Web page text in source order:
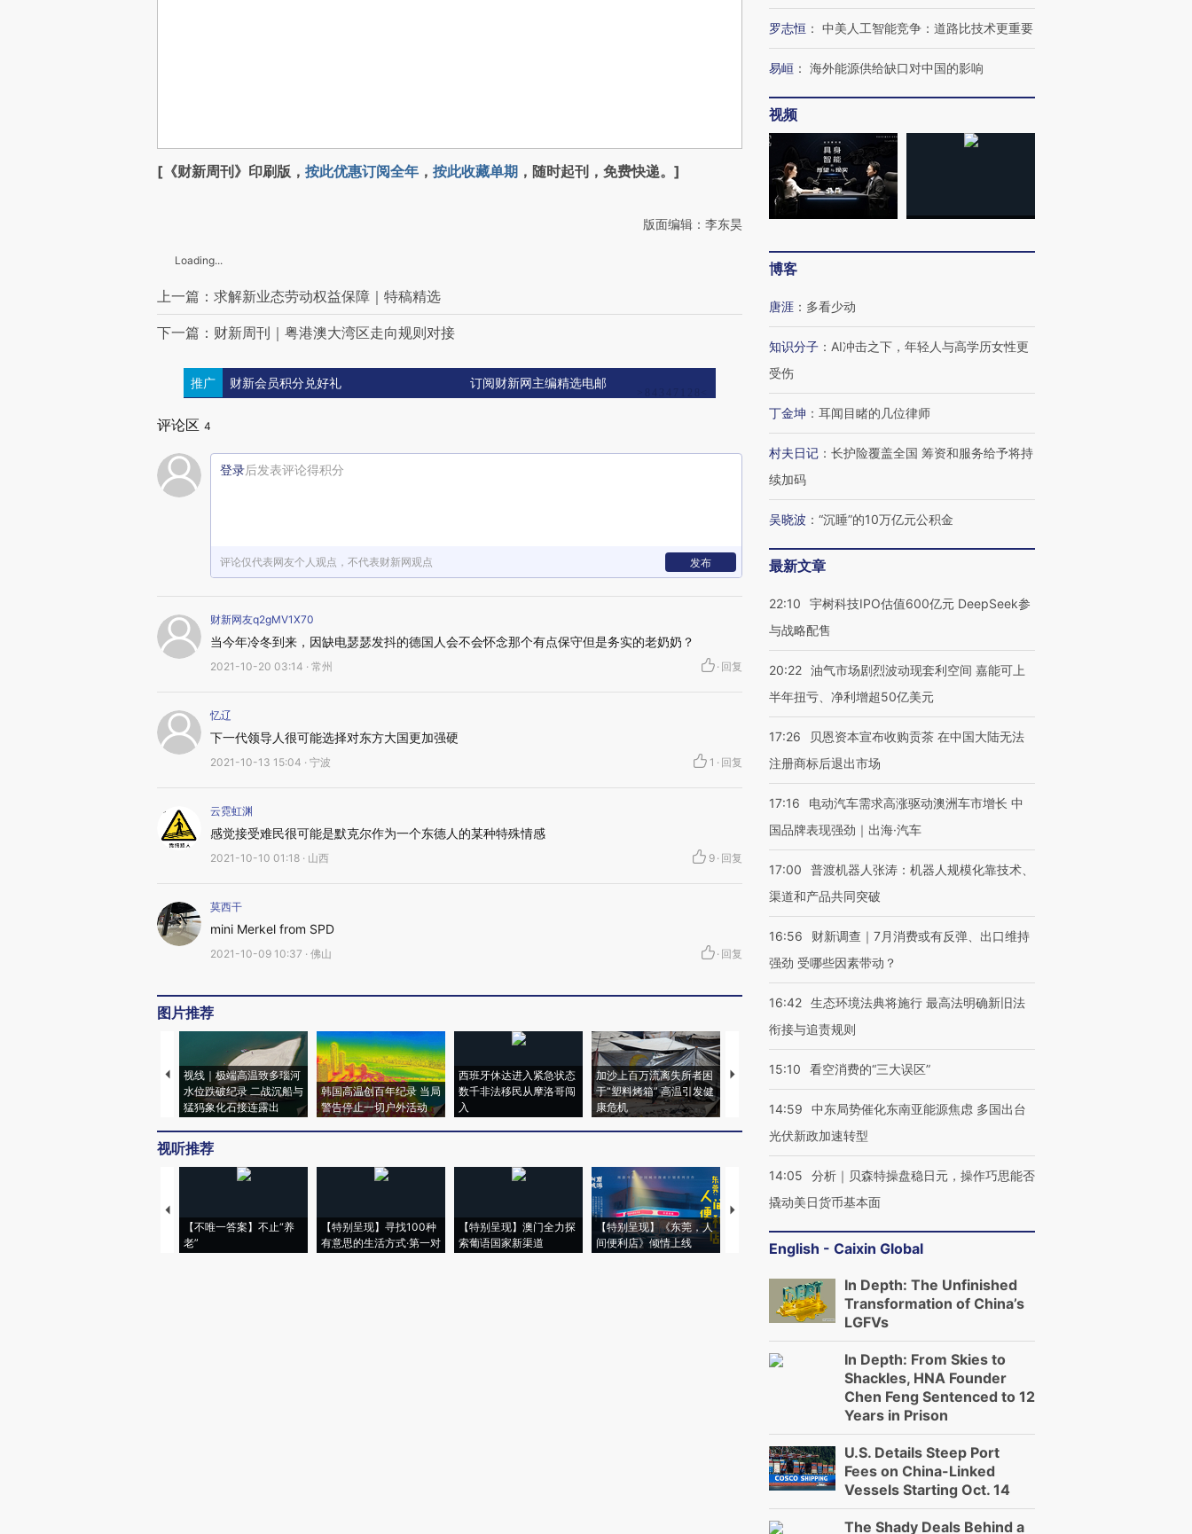
[《财新周刊》印刷版， 按此优惠订阅全年 ， 按此收藏单期 ，随时起刊，免费快递。]
版面编辑：李东昊
Loading...
上一篇：求解新业态劳动权益保障｜特稿精选
下一篇：财新周刊｜粤港澳大湾区走向规则对接
推广 财新会员积分兑好礼 订阅财新网主编精选电邮
评论区 4
登录后发表评论得积分
评论仅代表网友个人观点，不代表财新网观点 发布
财新网友q2gMV1X70
当今年冷冬到来，因缺电瑟瑟发抖的德国人会不会怀念那个有点保守但是务实的老奶奶？
2021-10-20 03:14 · 常州 · 回复
忆辽
下一代领导人很可能选择对东方大国更加强硬
2021-10-13 15:04 · 宁波 1 · 回复
云霓虹渊
感觉接受难民很可能是默克尔作为一个东德人的某种特殊情感
2021-10-10 01:18 · 山西 9 · 回复
莫西干
mini Merkel from SPD
2021-10-09 10:37 · 佛山 · 回复
图片推荐
视线｜极端高温致多瑙河
水位跌破纪录 二战沉船与
猛犸象化石接连露出
韩国高温创百年纪录 当局
警告停止一切户外活动
西班牙休达进入紧急状态
数千非法移民从摩洛哥闯
入
加沙上百万流离失所者困
于“塑料烤箱” 高温引发健
康危机
视线｜HYROX的吸金
术：是什么让中产们甘
心“花钱找虐”？
马航飞行员跨国走私7万
粒摇头丸 尿检体内含3种
毒品
度Z世代 用街头抗争将教
育部长拱下台
视听推荐
【不唯一答案】不止“养
老”
【特别呈现】寻找100种
有意思的生活方式·第一对
【特别呈现】澳门全力探
索葡语国家新渠道
【特别呈现】《东莞，人
间便利店》倾情上线
【推广】走进第四届链博
有意思的生活方式·第三对
罗志恒 ： 中美人工智能竞争：道路比技术更重要
易峘 ： 海外能源供给缺口对中国的影响
视频
博客
唐涯 ： 多看少动
知识分子 ： AI冲击之下，年轻人与高学历女性更
受伤
丁金坤 ： 耳闻目睹的几位律师
村夫日记 ： 长护险覆盖全国 筹资和服务给予将持
续加码
吴晓波 ： “沉睡”的10万亿元公积金
最新文章
22:10
宇树科技IPO估值600亿元 DeepSeek参
与战略配售
20:22 油气市场剧烈波动现套利空间 嘉能可上
半年扭亏、净利增超50亿美元
17:26
贝恩资本宣布收购贡茶 在中国大陆无法
注册商标后退出市场
17:16
电动汽车需求高涨驱动澳洲车市增长 中
国品牌表现强劲｜出海·汽车
17:00
普渡机器人张涛：机器人规模化靠技术、
渠道和产品共同突破
16:56
财新调查｜7月消费或有反弹、出口维持
强劲 受哪些因素带动？
16:42 生态环境法典将施行 最高法明确新旧法
衔接与追责规则
15:10 看空消费的“三大误区”
14:59
中东局势催化东南亚能源焦虑 多国出台
光伏新政加速转型
14:05
分析｜贝森特操盘稳日元，操作巧思能否
撬动美日货币基本面
English - Caixin Global
In Depth: The Unfinished
Transformation of China’s
LGFVs
In Depth: From Skies to
Shackles, HNA Founder
Chen Feng Sentenced to 12
Years in Prison
U.S. Details Steep Port
Fees on China-Linked
Vessels Starting Oct. 14
The Shady Deals Behind a